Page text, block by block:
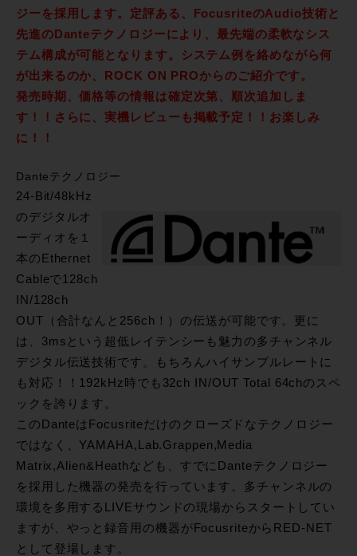
ジーを採用します。定評ある、FocusriteのAudio技術と
先進のDanteテクノロジーにより、最先端の柔軟なシス
テム構成が可能となります。システム例を絡めながら何
が出来るのか、ROCK ON PROからのご紹介です。
発売時期、価格等の情報は確定次第、順次追加しま
す！！さらに、実機レビューも掲載予定！！お楽しみ
に！！
Danteテクノロジー
24-Bit/48kHz
のデジタルオ
ーディオを１
本のEthernet
Cableで128ch
IN/128ch
OUT（合計なんと256ch！）の伝送が可能です。更に
は、3msという超低レイテンシーも魅力の多チャンネル
デジタル伝送技術です。もちろんハイサンプルレートに
も対応！！192kHz時でも32ch IN/OUT Total 64chのスペ
ックを誇ります。
このDanteはFocusriteだけのクローズドなテクノロジー
ではなく、YAMAHA,Lab.Grappen,Media
Matrix,Alien&Heathなども、すでにDanteテクノロジー
を採用した機器の発売を行っています。多チャンネルの
環境を多用するLIVEサウンドの現場からスタートしてい
ますが、やっと録音用の機器がFocusriteからRED-NET
として登場します。